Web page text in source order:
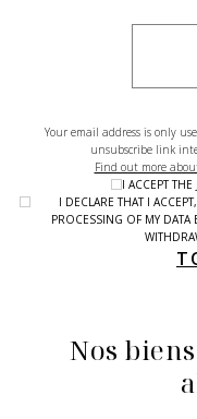
Your email address is only
unsubscribe link
Find out more
I ACCEPT THE
I DECLARE THAT I
PROCESSING OF MY
Nos